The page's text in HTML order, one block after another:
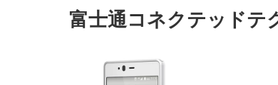
富士通コネクテッドテ